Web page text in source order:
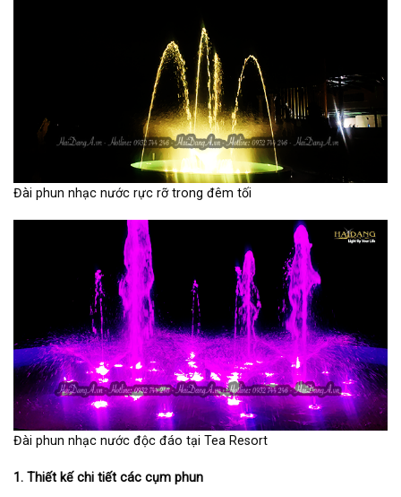
Đài phun nhạc nước rực rỡ trong đêm tối
Đài phun nhạc nước độc đáo tại Tea Resort
1. Thiết kế chi tiết các cụm phun